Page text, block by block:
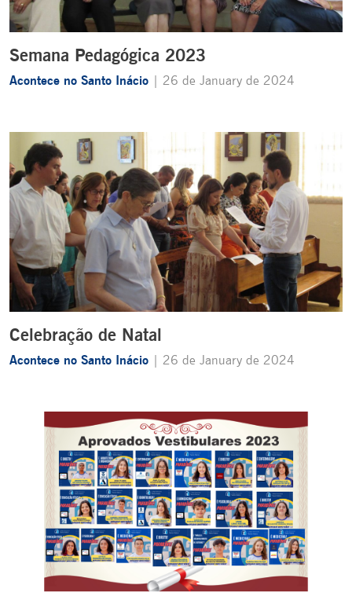
Semana Pedagógica 2023
Acontece no Santo Inácio | 26 de January de 2024
Celebração de Natal
Acontece no Santo Inácio | 26 de January de 2024